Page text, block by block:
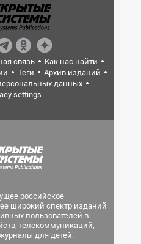
связь
Как нас найти
Теги
Архив изданий
данных
settings
российское
широкий спектр изданий
пользователей в
телекоммуникаций,
для детей.